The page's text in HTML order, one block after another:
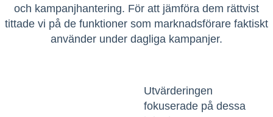
och kampanjhantering. För att jämföra dem rättvist
tittade vi på de funktioner som marknadsförare faktiskt
använder under dagliga kampanjer.
Utvärderingen
fokuserade på dessa